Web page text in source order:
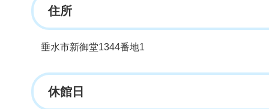
住所
垂水市新御堂1344番地1
休館日